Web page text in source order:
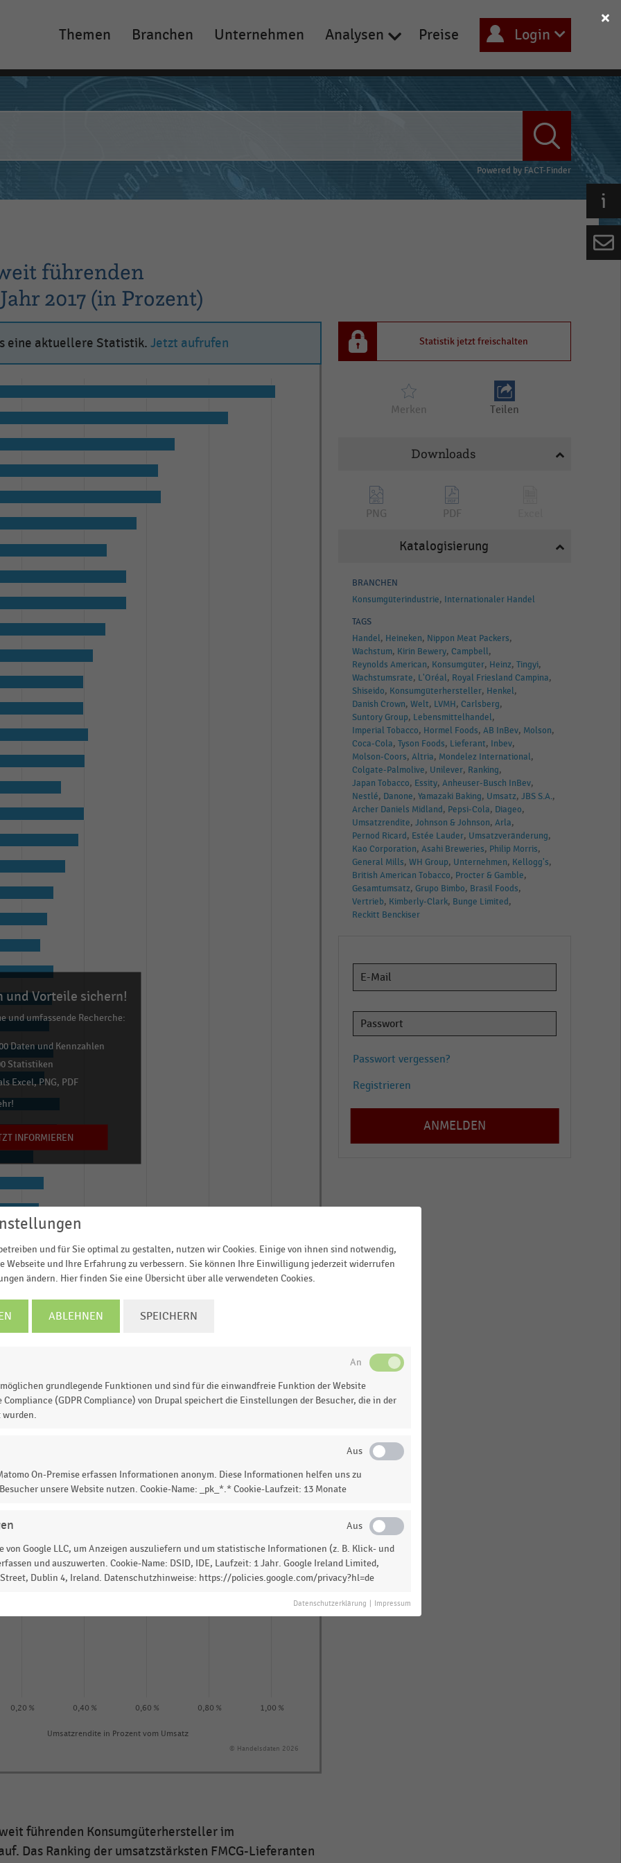
Main
navigation
Themen Branchen Unternehmen Analysen Preise Login
Powered by FACT-Finder
führenden
2017 (in Prozent)
eine aktuellere Statistik. Jetzt aufrufen
Umsatzrendite in Prozent vom Umsatz
0,20 % 0,40 % 0,60 % 0,80 % 1,00 %
© Handelsdaten 2026
und Vorteile sichern!
und umfassende Recherche:
Daten und Kennzahlen
Statistiken
Excel, PNG, PDF
INFORMIEREN
führenden Konsumgüterhersteller im
Das Ranking der umsatzstärksten FMCG-Lieferanten
Statistik jetzt freischalten
Merken Teilen
Downloads
PNG PDF
Katalogisierung
BRANCHEN
Konsumgüterindustrie Internationaler Handel
TAGS
Handel Heineken Nippon Meat Packers
Wachstum Kirin Bewery Campbell
Reynolds American Konsumgüter Heinz Tingyi
Wachstumsrate L'Oréal Royal Friesland Campina
Shiseido Konsumgüterhersteller Henkel
Danish Crown Welt LVMH Carlsberg
Suntory Group Lebensmittelhandel
Imperial Tobacco Hormel Foods AB InBev Molson
Coca-Cola Tyson Foods Lieferant Inbev
Molson-Coors Altria Mondelez International
Colgate-Palmolive Unilever Ranking
Japan Tobacco Essity Anheuser-Busch InBev
Nestlé Danone Yamazaki Baking Umsatz JBS S.A.
Archer Daniels Midland Pepsi-Cola Diageo
Umsatzrendite Johnson & Johnson Arla
Pernod Ricard Estée Lauder Umsatzveränderung
Kao Corporation Asahi Breweries Philip Morris
General Mills WH Group Unternehmen Kellogg's
British American Tobacco Procter & Gamble
Gesamtumsatz Grupo Bimbo Brasil Foods
Vertrieb Kimberly-Clark Bunge Limited
Reckitt Benckiser
Passwort vergessen?
Registrieren
und für Sie optimal zu gestalten, nutzen wir Cookies. Einige von ihnen sind notwendig,
Webseite und Ihre Erfahrung zu verbessern. Sie können Ihre Einwilligung jederzeit widerrufen
ändern. Hier finden Sie eine Übersicht über alle verwendeten Cookies.
ABLEHNEN SPEICHERN
grundlegende Funktionen und sind für die einwandfreie Funktion der Website
(GDPR Compliance) von Drupal speichert die Einstellungen der Besucher, die in der
wurden.
On-Premise erfassen Informationen anonym. Diese Informationen helfen uns zu
unsere Website nutzen. Cookie-Name: _pk_*.* Cookie-Laufzeit: 13 Monate
von Google LLC, um Anzeigen auszuliefern und um statistische Informationen (z. B. Klick- und
und auszuwerten. Cookie-Name: DSID, IDE, Laufzeit: 1 Jahr. Google Ireland Limited,
Street, Dublin 4, Ireland. Datenschutzhinweise: https://policies.google.com/privacy?hl=de
Datenschutzerklärung Impressum